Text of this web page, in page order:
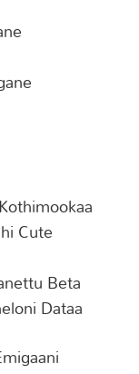
Cute
Beta
Dataa